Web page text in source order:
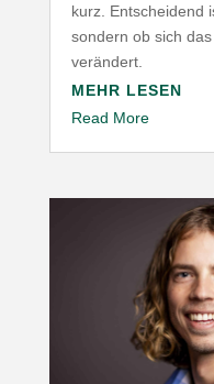
kurz. Entscheidend
sondern ob sich
verändert.
MEHR LESEN
Read More